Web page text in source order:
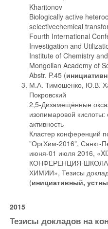
Kharitonov
Biologically active
selectivechemical
Fourth International
Investigation and
Institute of Chemistry
Mongolian Academy of
Abstr. P.45 (
М.А. Тимошенко, Ю.В.
Покровский
2,5-Дизамещённые
изопимаровой кислоты:
активность
Кластер конференций
"ОргХим-2016", Санкт-
июня-01 июля 2016,
КОНФЕРЕНЦИЯ-
ХИМИИ», Тезисы
(инициативный,
2015
Тезисы докладов на